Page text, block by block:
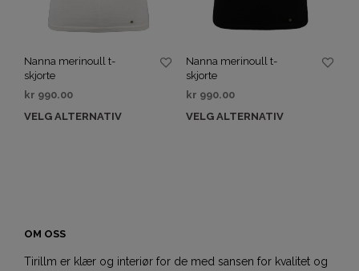
Nanna merinoull t-
skjorte
kr 990.00
VELG ALTERNATIV
Nanna merinoull t-
skjorte
kr 990.00
VELG ALTERNATIV
OM OSS
Tirillm er klær og interiør for de med sansen for kvalitet og